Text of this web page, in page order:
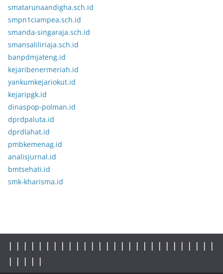
smatarunaandigha.sch.id
smpn1ciampea.sch.id
smanda-singaraja.sch.id
smansaliliriaja.sch.id
banpdmjateng.id
kejaribenermeriah.id
yankumkejariokut.id
kejaripgk.id
dinaspop-polman.id
dprdpaluta.id
dprdlahat.id
pmbkemenag.id
analisjurnal.id
bmtsehati.id
smk-kharisma.id
| | | | | | | | | | | | | | | | | | | | | | | | | | | |
| | | | |